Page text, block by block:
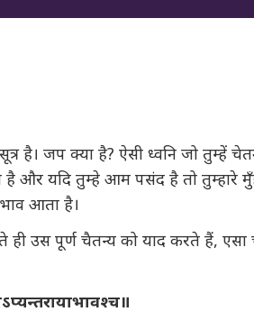
है। जप क्या है? ऐसी ध्वनि जो तुम्हें
यदि तुम्हे आम पसंद है तो तुम्हारे
आता है।
उस पूर्ण चैतन्य को याद करते हैं, एसा